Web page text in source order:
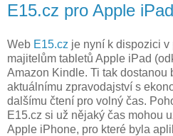
E15.cz pro Apple
Web E15.cz je nyní k dispozici
majitelům tabletů Apple iPad
Amazon Kindle. Ti tak dostanou
aktuálnímu zpravodajství s
dalšímu čtení pro volný čas.
E15.cz si už nějaký čas mohou
Apple iPhone, pro které byla